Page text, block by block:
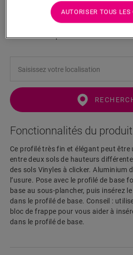
Belle finition
Pour votre sol vinyle
Couverture des joints de dilatation
Couche supérieure résistante aux
Fonctionnalités du produit
Ce profilé très fin et élégant peut
entre deux sols de hauteurs
des sols Vinyles à clicker. Aluminium
l’usure. Pose avec le profilé de base
base au sous-plancher, puis insérez
dans le profilé de base. Conseil :
bloc de frappe pour vous aider à
dans le profilé de base.
AUTORISER TOUS LES